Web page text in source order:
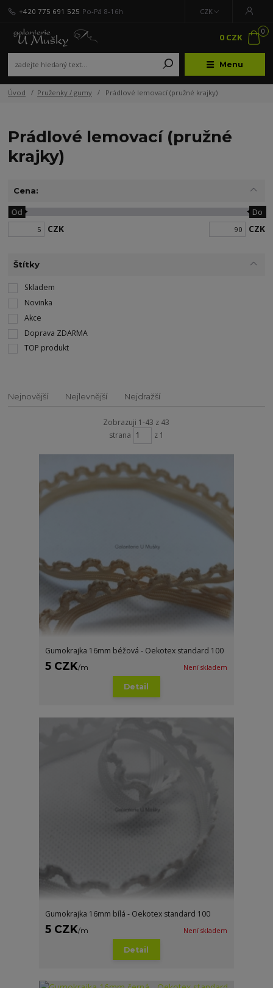
Menu
CZK
+420 775 691 525 Po-Pá 8-16h
0
0 CZK
Úvod Pruženky / gumy Prádlové lemovací (pružné krajky)
Prádlové lemovací (pružné
krajky)
Cena:
CZK
Od Do
CZK
Štítky
Skladem
Novinka
Akce
Doprava ZDARMA
TOP produkt
Nejnovější Nejlevnější Nejdražší
Zobrazuji 1-43 z 43
strana
z 1
Gumokrajka 16mm béžová - Oekotex standard 100
5 CZK/m Není skladem
Detail
Gumokrajka 16mm bílá - Oekotex standard 100
5 CZK/m Není skladem
Detail